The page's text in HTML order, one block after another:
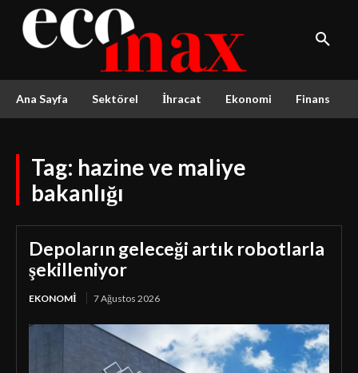
Ana Sayfa Sektörel İhracat Ekonomi Finans
Tag: hazine ve maliye
bakanlığı
Depoların geleceği artık robotlarla
şekilleniyor
EKONOMI 7 Ağustos 2026